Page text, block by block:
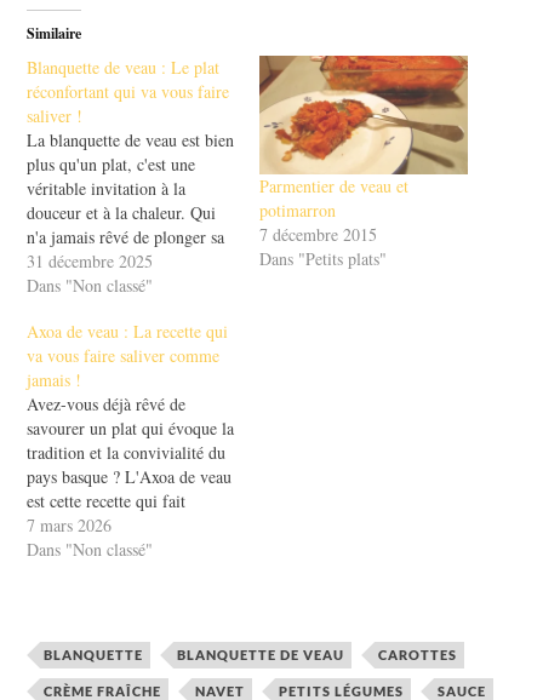
Similaire
Blanquette de veau : Le plat
réconfortant qui va vous faire
saliver !
La blanquette de veau est bien
plus qu'un plat, c'est une
véritable invitation à la
douceur et à la chaleur. Qui
n'a jamais rêvé de plonger sa
cuillère dans une sauce
onctueuse, entourée de
de légumes savoureux ? Ce
plat réconfortant,
emblématique de la cuisine…
31 décembre 2025
Dans "Non classé"
Parmentier de veau et
potimarron
7 décembre 2015
Dans "Petits plats"
Axoa de veau : La recette qui
va vous faire saliver comme
jamais !
Avez-vous déjà rêvé de
savourer un plat qui évoque la
tradition et la convivialité du
pays basque ? L'Axoa de veau
est cette recette qui fait
saliver tous les gourmands.
Avec ses ingrédients simples
viande de…
7 mars 2026
Dans "Non classé"
BLANQUETTE BLANQUETTE DE VEAU CAROTTES
CRÈME FRAÎCHE NAVET PETITS LÉGUMES SAUCE